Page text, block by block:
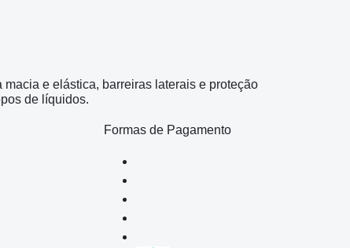
e elástica, barreiras laterais e proteção
de líquidos.
Formas de Pagamento